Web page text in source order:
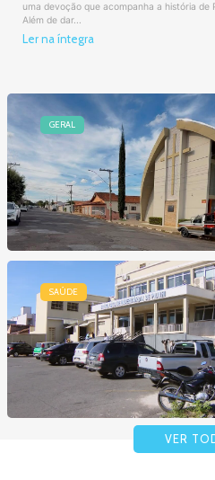
uma devoção que acompanha a história de
Além de dar...
Ler na íntegra
GERAL
SAÚDE
VER